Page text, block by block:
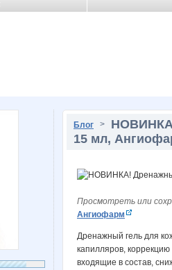
Блог >
15 мл,
Просмотреть или
Ангиофарм
Дренажный гель для
капилляров,
входящие в состав,